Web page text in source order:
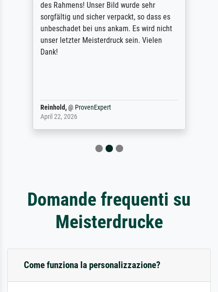
des Rahmens! Unser Bild wurde sehr
sorgfältig und sicher verpackt, so dass es
unbeschadet bei uns ankam. Es wird nicht
unser letzter Meisterdruck sein. Vielen
Dank!
Reinhold,@ ProvenExpert
April 22, 2026
Domande frequenti su
Meisterdrucke
Come funziona la personalizzazione?